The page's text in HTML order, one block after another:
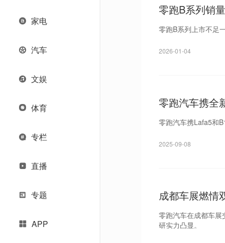
家电
汽车
文娱
体育
专栏
直播
专题
APP
零跑B系列销
零跑B系列上市不足
2026-01-04
零跑汽车携全
零跑汽车携Lafa5和
2025-09-08
成都车展燃情
零跑汽车在成都车
研实力凸显。